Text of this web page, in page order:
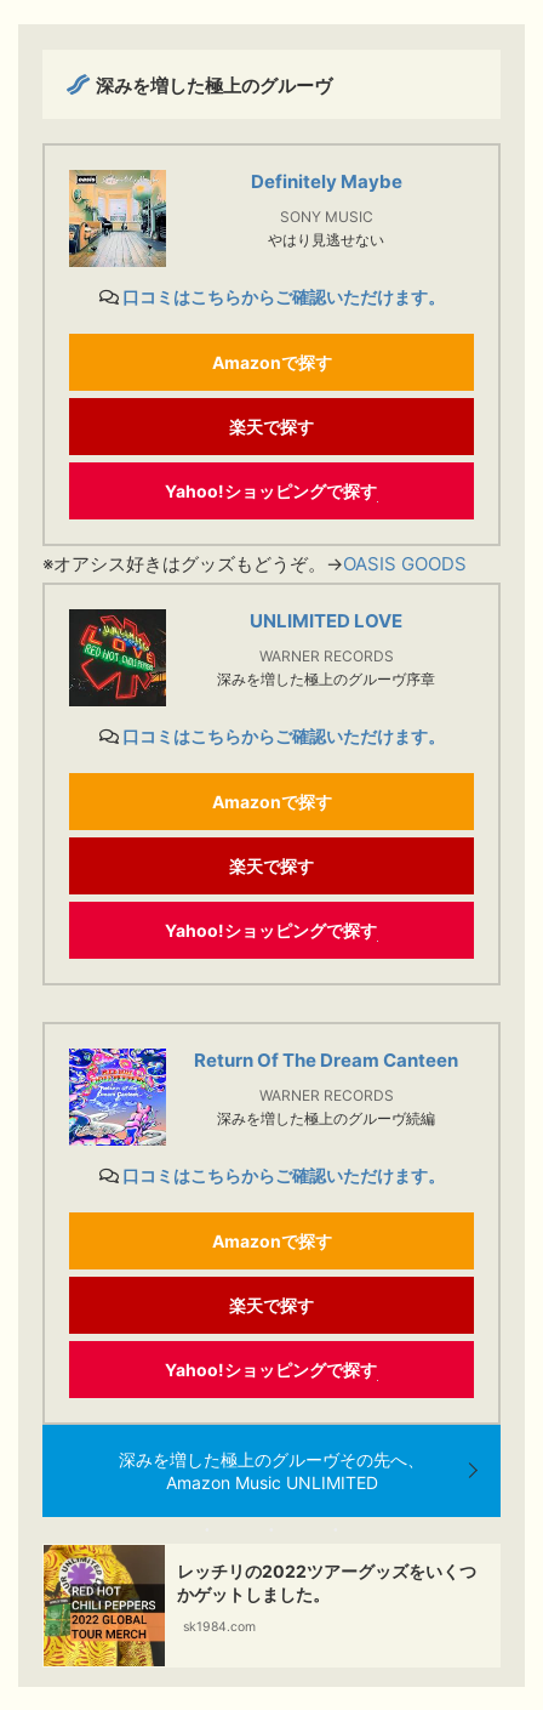
深みを増した極上のグルーヴ
Definitely Maybe
SONY MUSIC
やはり見逃せない
口コミはこちらからご確認いただけます。
Amazonで探す
楽天で探す
Yahoo!ショッピングで探す
※オアシス好きはグッズもどうぞ。→OASIS GOODS
UNLIMITED LOVE
WARNER RECORDS
深みを増した極上のグルーヴ序章
口コミはこちらからご確認いただけます。
Amazonで探す
楽天で探す
Yahoo!ショッピングで探す
Return Of The Dream Canteen
WARNER RECORDS
深みを増した極上のグルーヴ続編
口コミはこちらからご確認いただけます。
Amazonで探す
楽天で探す
Yahoo!ショッピングで探す
深みを増した極上のグルーヴその先へ、
Amazon Music UNLIMITED
レッチリの2022ツアーグッズをいくつ
かゲットしました。
sk1984.com